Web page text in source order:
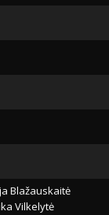
Blažauskaitė
Vilkelytė